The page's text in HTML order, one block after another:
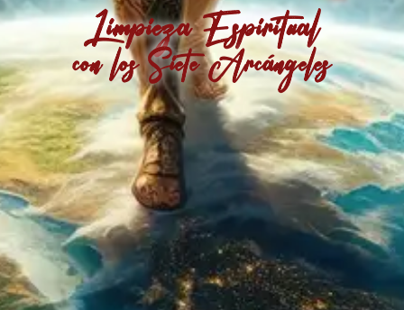
Limpieza Espiritual
con los Siete Arcángeles